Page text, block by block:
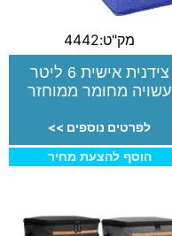
מק"ט:4442
צידנית אישית 6 ליטר
עשויה מחומר ממוחזר
לפרטים נוספים >>
הוסף להצעת מחיר